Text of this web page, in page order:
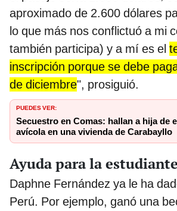
aproximado de 2.600 dólares
lo que más nos conflictuó a mi
también participa) y a mí es el
inscripción porque se debe
de diciembre", prosiguió.
PUEDES VER:
Secuestro en Comas: hallan a hija de
avícola en una vivienda de Carabayllo
Ayuda para la
Daphne Fernández ya le ha
Perú. Por ejemplo, ganó una